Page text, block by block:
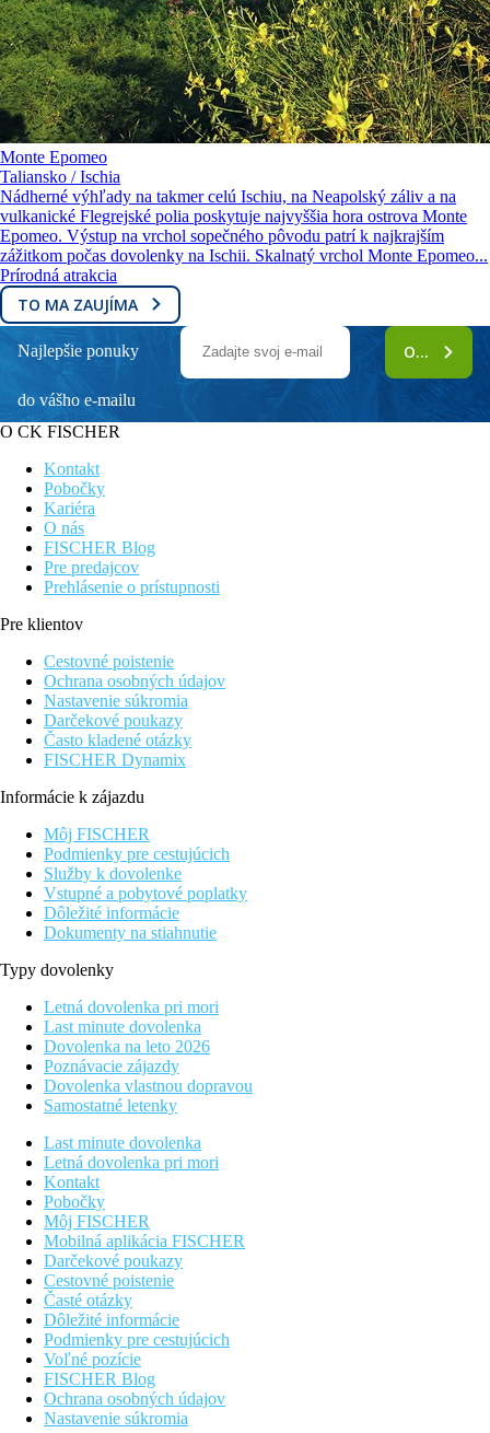
Monte Epomeo
Taliansko / Ischia
Nádherné výhľady na takmer celú Ischiu, na Neapolský záliv a na
vulkanické Flegrejské polia poskytuje najvyššia hora ostrova Monte
Epomeo. Výstup na vrchol sopečného pôvodu patrí k najkrajším
zážitkom počas dovolenky na Ischii. Skalnatý vrchol Monte Epomeo...
Prírodná atrakcia
TO MA ZAUJÍMA
Najlepšie ponuky
do vášho e-mailu
ODOBERAŤ
O CK FISCHER
Kontakt
Pobočky
Kariéra
O nás
FISCHER Blog
Pre predajcov
Prehlásenie o prístupnosti
Pre klientov
Cestovné poistenie
Ochrana osobných údajov
Nastavenie súkromia
Darčekové poukazy
Často kladené otázky
FISCHER Dynamix
Informácie k zájazdu
Môj FISCHER
Podmienky pre cestujúcich
Služby k dovolenke
Vstupné a pobytové poplatky
Dôležité informácie
Dokumenty na stiahnutie
Typy dovolenky
Letná dovolenka pri mori
Last minute dovolenka
Dovolenka na leto 2026
Poznávacie zájazdy
Dovolenka vlastnou dopravou
Samostatné letenky
Last minute dovolenka
Letná dovolenka pri mori
Kontakt
Pobočky
Môj FISCHER
Mobilná aplikácia FISCHER
Darčekové poukazy
Cestovné poistenie
Časté otázky
Dôležité informácie
Podmienky pre cestujúcich
Voľné pozície
FISCHER Blog
Ochrana osobných údajov
Nastavenie súkromia